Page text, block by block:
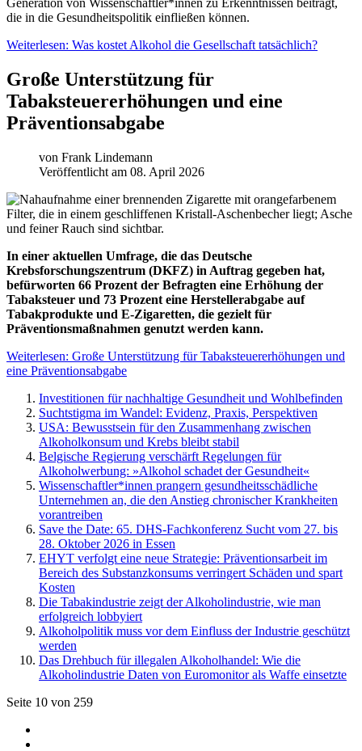
Generation von Wissenschaftler*innen zu Erkenntnissen beiträgt,
die in die Gesundheitspolitik einfließen können.
Weiterlesen: Was kostet Alkohol die Gesellschaft tatsächlich?
Große Unterstützung für
Tabaksteuererhöhungen und eine
Präventionsabgabe
von Frank Lindemann
Veröffentlicht am 08. April 2026
In einer aktuellen Umfrage, die das Deutsche
Krebsforschungszentrum (DKFZ) in Auftrag gegeben hat,
befürworten 66 Prozent der Befragten eine Erhöhung der
Tabaksteuer und 73 Prozent eine Herstellerabgabe auf
Tabakprodukte und E-Zigaretten, die gezielt für
Präventionsmaßnahmen genutzt werden kann.
Weiterlesen: Große Unterstützung für Tabaksteuererhöhungen und
eine Präventionsabgabe
Investitionen für nachhaltige Gesundheit und Wohlbefinden
Suchtstigma im Wandel: Evidenz, Praxis, Perspektiven
USA: Bewusstsein für den Zusammenhang zwischen
Alkoholkonsum und Krebs bleibt stabil
Belgische Regierung verschärft Regelungen für
Alkoholwerbung: »Alkohol schadet der Gesundheit«
Wissenschaftler*innen prangern gesundheitsschädliche
Unternehmen an, die den Anstieg chronischer Krankheiten
vorantreiben
Save the Date: 65. DHS-Fachkonferenz Sucht vom 27. bis
28. Oktober 2026 in Essen
EHYT verfolgt eine neue Strategie: Präventionsarbeit im
Bereich des Substanzkonsums verringert Schäden und spart
Kosten
Die Tabakindustrie zeigt der Alkoholindustrie, wie man
erfolgreich lobbyiert
Alkoholpolitik muss vor dem Einfluss der Industrie geschützt
werden
Das Drehbuch für illegalen Alkoholhandel: Wie die
Alkoholindustrie Daten von Euromonitor als Waffe einsetzte
Seite 10 von 259